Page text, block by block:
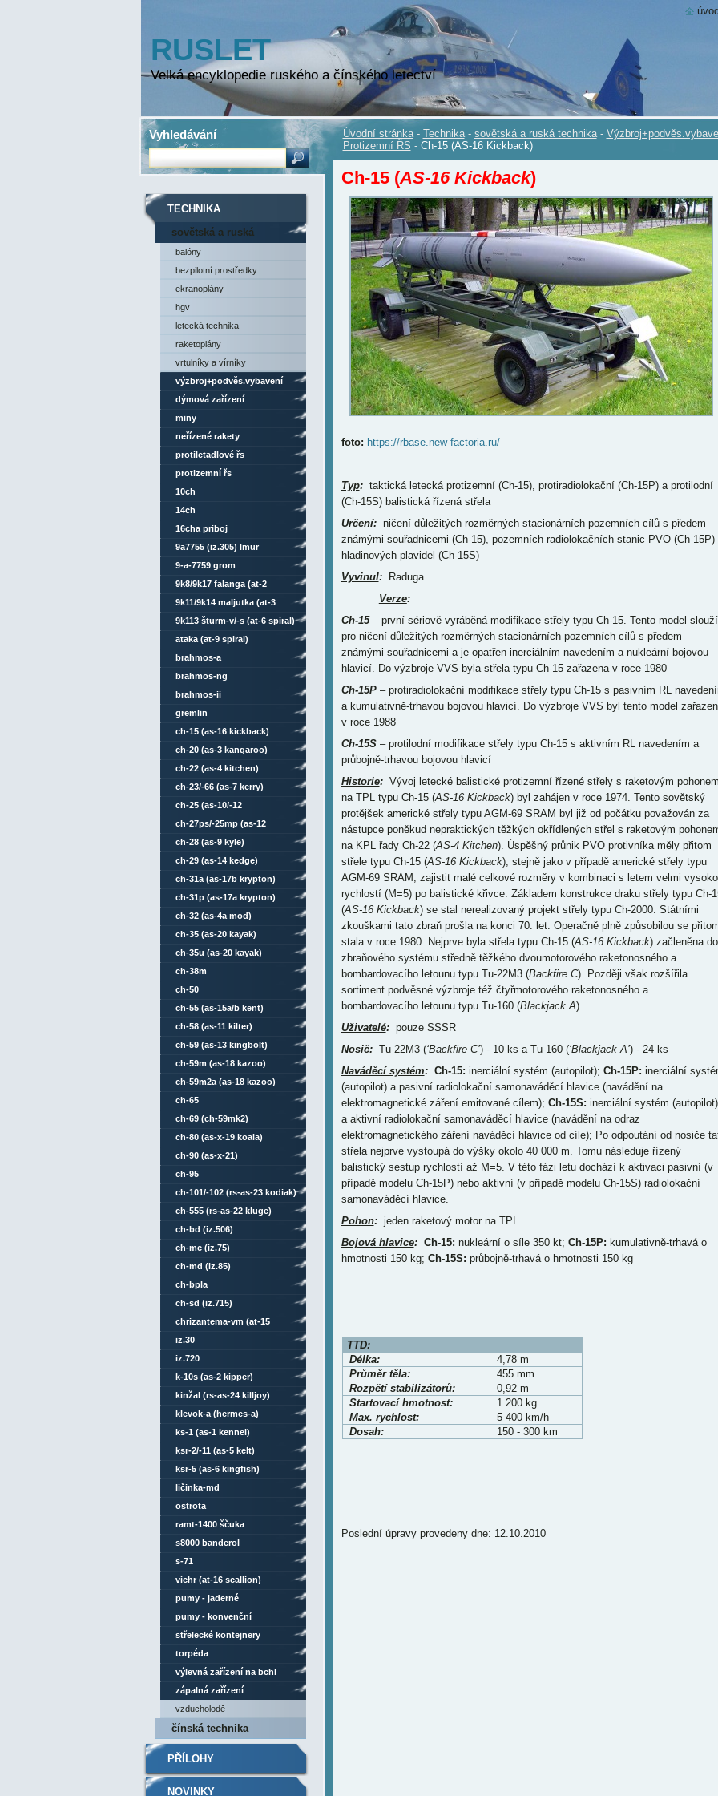
RUSLET
Velká encyklopedie ruského a čínského letectví
Úvodní stránka - Technika - sovětská a ruská technika -
Protizemní ŘS - Ch-15 (AS-16 Kickback)
Ch-15 (AS-16 Kickback)
foto: https://rbase.new-factoria.ru/
Typ:taktická letecká protizemní (Ch-15), protiradiolokační (Ch-15P) a protilodní
(Ch-15S) balistická řízená střela
Určení:ničení důležitých rozměrných stacionárních pozemních cílů s předem
známými souřadnicemi (Ch-15), pozemních radiolokačních stanic PVO (Ch-15P)
hladinových plavidel (Ch-15S)
Vyvinul:Raduga
Verze:
Ch-15– první sériově vyráběná modifikace střely typu Ch-15. Tento model slouží
pro ničení důležitých rozměrných stacionárních pozemních cílů s předem
známými souřadnicemi a je opatřen inerciálním navedením a nukleární bojovou
hlavicí. Do výzbroje VVS byla střela typu Ch-15 zařazena v roce 1980
Ch-15P– protiradiolokační modifikace střely typu Ch-15 s pasivním RL
a kumulativně-trhavou bojovou hlavicí. Do výzbroje VVS byl tento model zařazen
v roce 1988
Ch-15S– protilodní modifikace střely typu Ch-15 s aktivním RL navedením a
průbojně-trhavou bojovou hlavicí
Historie:Vývoj letecké balistické protizemní řízené střely s raketovým
na TPL typu Ch-15 (AS-16 Kickback) byl zahájen v roce 1974. Tento sovětský
protějšek americké střely typu AGM-69 SRAM byl již od počátku považován za
nástupce poněkud nepraktických těžkých okřídlených střel s raketovým
na KPL řady Ch-22 (AS-4 Kitchen). Úspěšný průnik PVO protivníka měly přitom
střele typu Ch-15 (AS-16 Kickback), stejně jako v případě americké střely typu
AGM-69 SRAM, zajistit malé celkové rozměry v kombinaci s letem velmi
rychlostí (M=5) po balistické křivce. Základem konstrukce draku střely typu Ch-
(AS-16 Kickback) se stal nerealizovaný projekt střely typu Ch-2000. Státními
zkouškami tato zbraň prošla na konci 70. let. Operačně plně způsobilou se
stala v roce 1980. Nejprve byla střela typu Ch-15 (AS-16 Kickback) začleněna do
zbraňového systému středně těžkého dvoumotorového raketonosného a
bombardovacího letounu typu Tu-22M3 (Backfire C). Později však rozšířila
sortiment podvěsné výzbroje též čtyřmotorového raketonosného a
bombardovacího letounu typu Tu-160 (Blackjack A).
Uživatelé:pouze SSSR
Nosič:Tu-22M3 (‘Backfire C’) - 10 ks a Tu-160 (‘Blackjack A’) - 24 ks
Naváděcí systém: Ch-15: inerciální systém (autopilot); Ch-15P: inerciální
(autopilot) a pasivní radiolokační samonaváděcí hlavice (navádění na
elektromagnetické záření emitované cílem); Ch-15S: inerciální systém (autopilot)
a aktivní radiolokační samonaváděcí hlavice (navádění na odraz
elektromagnetického záření naváděcí hlavice od cíle); Po odpoutání od nosiče
střela nejprve vystoupá do výšky okolo 40 000 m. Tomu následuje řízený
balistický sestup rychlostí až M=5. V této fázi letu dochází k aktivaci pasivní (v
případě modelu Ch-15P) nebo aktivní (v případě modelu Ch-15S) radiolokační
samonaváděcí hlavice.
Pohon:jeden raketový motor na TPL
Bojová hlavice: Ch-15: nukleární o síle 350 kt; Ch-15P: kumulativně-trhavá o
hmotnosti 150 kg; Ch-15S: průbojně-trhavá o hmotnosti 150 kg
TTD:
Délka:
4,78 m
Průměr těla:
455 mm
Rozpětí stabilizátorů:
0,92 m
Startovací hmotnost:
1 200 kg
Max. rychlost:
5 400 km/h
Dosah:
150 - 300 km
Poslední úpravy provedeny dne: 12.10.2010
TECHNIKA
sovětská a ruská
technika
balóny
bezpilotní prostředky
ekranoplány
hgv
letecká technika
raketoplány
vrtulníky a vírníky
výzbroj+podvěs.vybavení
dýmová zařízení
miny
neřízené rakety
protiletadlové řs
protizemní řs
10ch
14ch
16cha priboj
9a7755 (iz.305) lmur
9-a-7759 grom
9k8/9k17 falanga (at-2
swatter)
9k11/9k14 maljutka (at-3
sagger)
9k113 šturm-v/-s (at-6 spiral)
ataka (at-9 spiral)
brahmos-a
brahmos-ng
brahmos-ii
gremlin
ch-15 (as-16 kickback)
ch-20 (as-3 kangaroo)
ch-22 (as-4 kitchen)
ch-23/-66 (as-7 kerry)
ch-25 (as-10/-12
karen/kegler)
ch-27ps/-25mp (as-12
kegler)
ch-28 (as-9 kyle)
ch-29 (as-14 kedge)
ch-31a (as-17b krypton)
ch-31p (as-17a krypton)
ch-32 (as-4a mod)
ch-35 (as-20 kayak)
ch-35u (as-20 kayak)
ch-38m
ch-50
ch-55 (as-15a/b kent)
ch-58 (as-11 kilter)
ch-59 (as-13 kingbolt)
ch-59m (as-18 kazoo)
ch-59m2a (as-18 kazoo)
ch-65
ch-69 (ch-59mk2)
ch-80 (as-x-19 koala)
ch-90 (as-x-21)
ch-95
ch-101/-102 (rs-as-23 kodiak)
ch-555 (rs-as-22 kluge)
ch-bd (iz.506)
ch-mc (iz.75)
ch-md (iz.85)
ch-bpla
ch-sd (iz.715)
chrizantema-vm (at-15
springer)
iz.30
iz.720
k-10s (as-2 kipper)
kinžal (rs-as-24 killjoy)
klevok-a (hermes-a)
ks-1 (as-1 kennel)
ksr-2/-11 (as-5 kelt)
ksr-5 (as-6 kingfish)
ličinka-md
ostrota
ramt-1400 ščuka
s8000 banderol
s-71
vichr (at-16 scallion)
pumy - jaderné
pumy - konvenční
střelecké kontejnery
torpéda
výlevná zařízení na bchl
zápalná zařízení
vzducholodě
čínská technika
PŘÍLOHY
NOVINKY
Vyhledávání